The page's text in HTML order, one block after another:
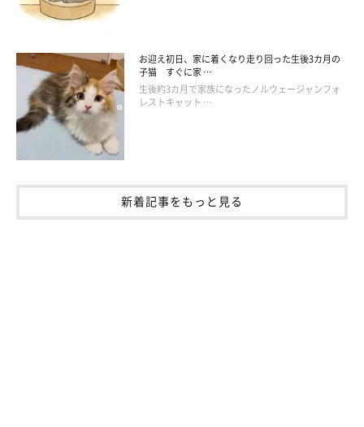
お迎え初日、家に着くなり走り回った生後3カ月の
子猫 すぐに家 …
生後約3カ月で家族になったノルウェージャンフォ
レストキャット …
新着記事をもっと見る